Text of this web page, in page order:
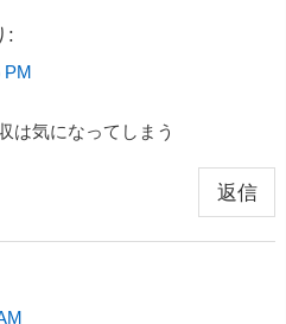
:
は気になってしまう
返信